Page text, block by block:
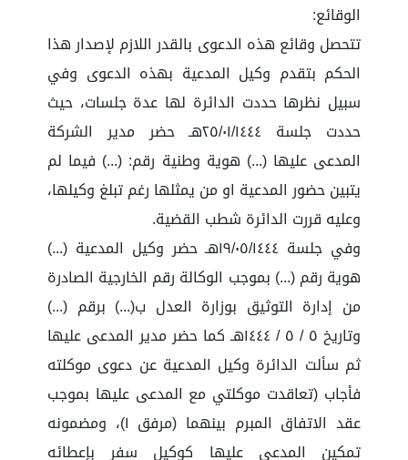
الوقائع:
تتحصل وقائع هذه الدعوى بالقدر اللازم لإصدار هذا
الحكم بتقدم وكيل المدعية بهذه الدعوى وفي
سبيل نظرها حددت الدائرة لها عدة جلسات، حيث
حددت جلسة ٢٥/٠١/١٤٤٤هـ حضر مدير الشركة
المدعى عليها (...) هوية وطنية رقم: (...) فيما لم
يتبين حضور المدعية او من يمثلها رغم تبلغ وكيلها،
وعليه قررت الدائرة شطب القضية.
وفي جلسة ١٩/٠٥/١٤٤٤هـ حضر وكيل المدعية (...)
هوية رقم (...) بموجب الوكالة رقم الخارجية الصادرة
من إدارة التوثيق بوزارة العدل ب(...) برقم (...)
وتاريخ ٥ / ٥ / ١٤٤٤هـ كما حضر مدير المدعى عليها
ثم سألت الدائرة وكيل المدعية عن دعوى موكلته
فأجاب (تعاقدت موكلتي مع المدعى عليها بموجب
عقد الاتفاق المبرم بينهما (مرفق ١)، ومضمونه
تمكين المدعى عليها كوكيل سفر بإعطائه